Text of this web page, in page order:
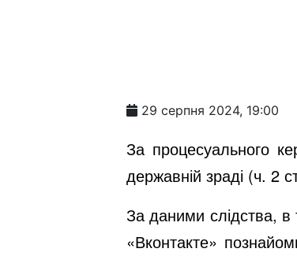
29 серпня 2024, 19:00
За процесуального
державній зраді (ч. 2
За даними слідства, в
«Вконтакте»